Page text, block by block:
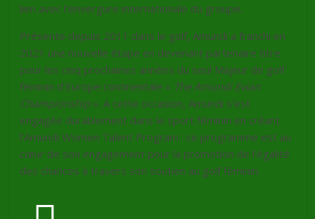
lien avec l’envergure internationale du groupe.
Présente depuis 2011 dans le golf, Amundi a franchi en
2021 une nouvelle étape en devenant partenaire titre
pour les cinq prochaines années du seul Majeur de golf
féminin d’Europe continentale « The Amundi Evian
Championship». A cette occasion, Amundi s’est
engagée durablement dans le sport féminin en créant
l’Amundi Women Talent Program : ce programme est au
cœur de son engagement pour la promotion de l’égalité
des chances à travers son soutien au golf féminin.